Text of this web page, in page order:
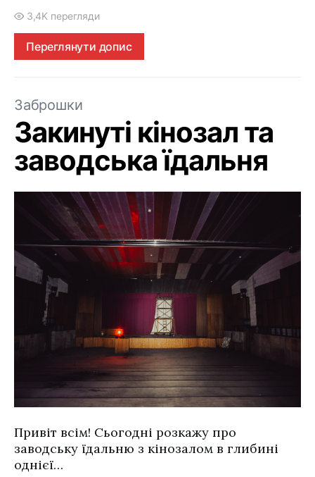
3,4K перегляди
Переглянути допис
Заброшки
Закинуті кінозал та
заводська їдальня
Привіт всім! Сьогодні розкажу про
заводську їдальню з кінозалом в глибині
однієї…